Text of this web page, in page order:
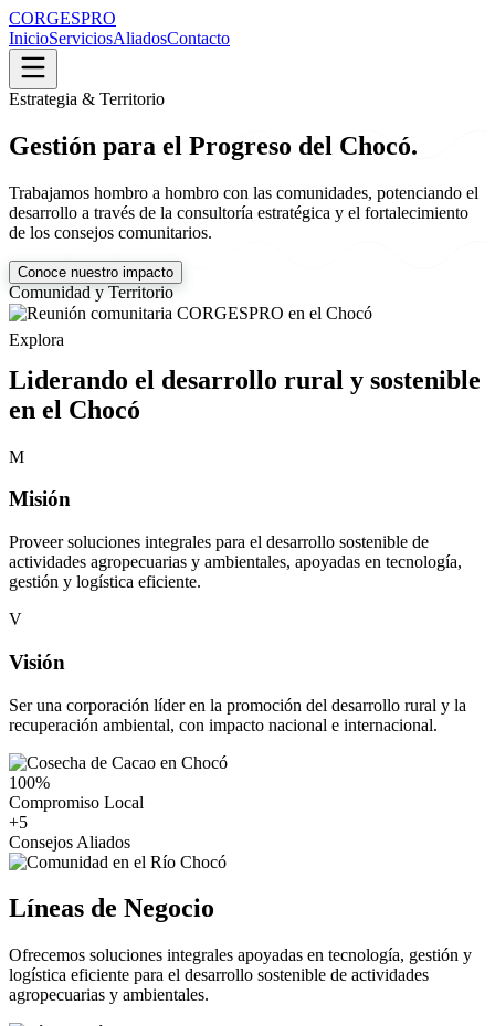
CORGESPRO
InicioServiciosAliadosContacto
Estrategia & Territorio
Gestión para el Progreso del Chocó.
Trabajamos hombro a hombro con las comunidades, potenciando el
desarrollo a través de la consultoría estratégica y el fortalecimiento
de los consejos comunitarios.
Conoce nuestro impacto
Comunidad y Territorio
Explora
Liderando el desarrollo rural y sostenible
en el Chocó
M
Misión
Proveer soluciones integrales para el desarrollo sostenible de
actividades agropecuarias y ambientales, apoyadas en tecnología,
gestión y logística eficiente.
V
Visión
Ser una corporación líder en la promoción del desarrollo rural y la
recuperación ambiental, con impacto nacional e internacional.
100%
Compromiso Local
+5
Consejos Aliados
Líneas de Negocio
Ofrecemos soluciones integrales apoyadas en tecnología, gestión y
logística eficiente para el desarrollo sostenible de actividades
agropecuarias y ambientales.